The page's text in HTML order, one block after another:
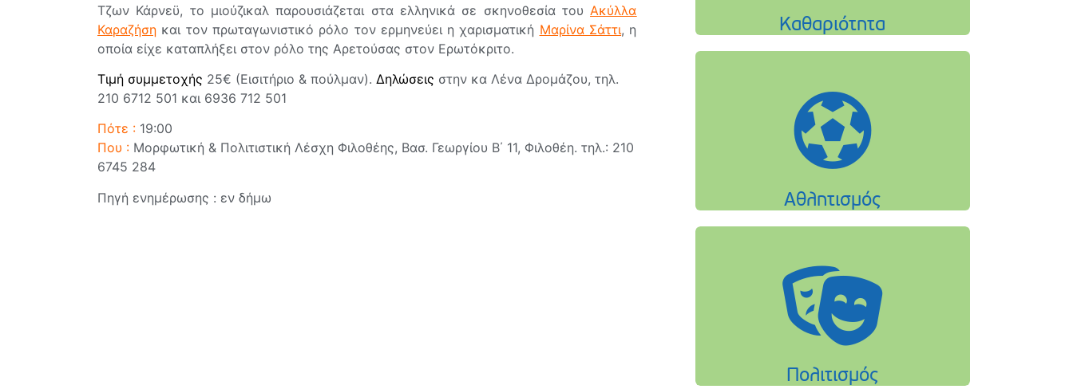
Τζων Κάρνεϋ, το μιούζικαλ παρουσιάζεται στα ελληνικά σε σκηνοθεσία του Ακύλλα
Καραζήση και τον πρωταγωνιστικό ρόλο τον ερμηνεύει η χαρισματική Μαρίνα Σάττι, η
οποία είχε καταπλήξει στον ρόλο της Αρετούσας στον Ερωτόκριτο.
Τιμή συμμετοχής 25€ (Εισιτήριο & πούλμαν). Δηλώσεις στην κα Λένα Δρομάζου, τηλ.
210 6712 501 και 6936 712 501
Πότε : 19:00
Που : Μορφωτική & Πολιτιστική Λέσχη Φιλοθέης, Βασ. Γεωργίου Β΄ 11, Φιλοθέη. τηλ.: 210
6745 284
Πηγή ενημέρωσης : εν δήμω